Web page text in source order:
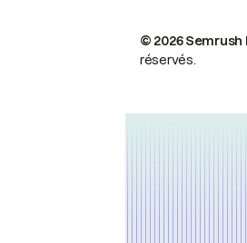
© 2026 Semrush
réservés.